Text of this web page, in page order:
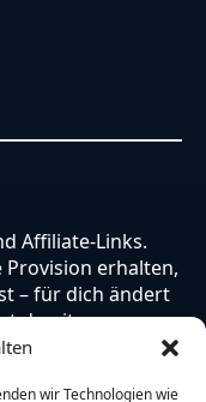
wir Technologien wie
Affiliate-Links.
Provision erhalten,
– für dich ändert
damit unsere